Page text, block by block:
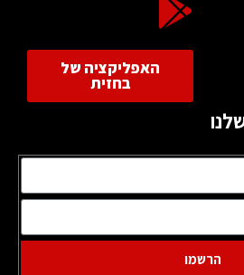
האפליקציה של
בחזית
הרשמו